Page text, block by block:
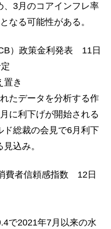
、3月のコアインフレ率
なる可能性がある。
）政策金利発表 11日
置き
たデータを分析する作
に利下げが開始される
ド総裁の会見で6月利下
込み。
費者信頼感指数 12日
で2021年7月以来の水